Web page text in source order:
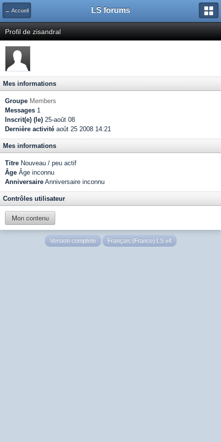
← Accueil LS forums
Profil de zisandral
Mes informations
Groupe Members
Messages 1
Inscrit(e) (le) 25-août 08
Dernière activité août 25 2008 14:21
Mes informations
Titre Nouveau / peu actif
Âge Âge inconnu
Anniversaire Anniversaire inconnu
Contrôles utilisateur
Mon contenu
Version complète Français (France) LS v4